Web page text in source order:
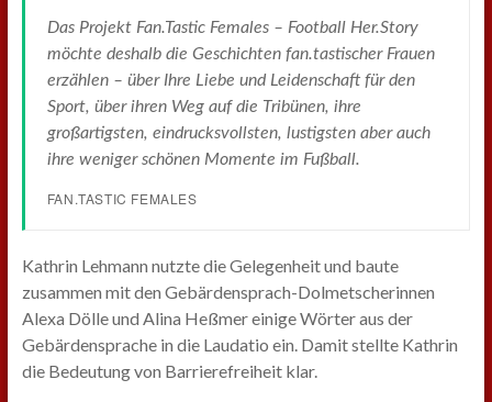
Das Projekt Fan.Tastic Females – Football Her.Story
möchte deshalb die Geschichten fan.tastischer Frauen
erzählen – über Ihre Liebe und Leidenschaft für den
Sport, über ihren Weg auf die Tribünen, ihre
großartigsten, eindrucksvollsten, lustigsten aber auch
ihre weniger schönen Momente im Fußball.
FAN.TASTIC FEMALES
Kathrin Lehmann nutzte die Gelegenheit und baute
zusammen mit den Gebärdensprach-Dolmetscherinnen
Alexa Dölle und Alina Heßmer einige Wörter aus der
Gebärdensprache in die Laudatio ein. Damit stellte Kathrin
die Bedeutung von Barrierefreiheit klar.